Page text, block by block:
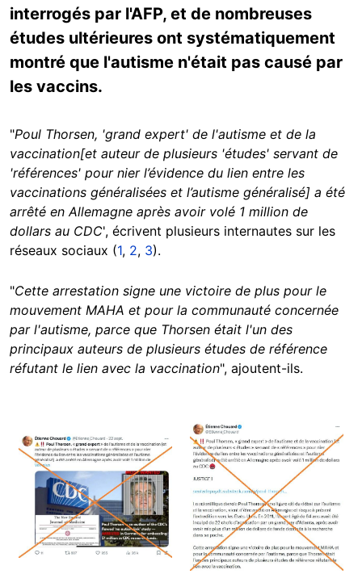
interrogés par l'AFP, et de nombreuses
études ultérieures ont systématiquement
montré que l'autisme n'était pas causé par
les vaccins.
"Poul Thorsen, 'grand expert' de l'autisme et de la
vaccination[et auteur de plusieurs 'études' servant de
'références' pour nier l’évidence du lien entre les
vaccinations généralisées et l’autisme généralisé] a été
arrêté en Allemagne après avoir volé 1 million de
dollars au CDC', écrivent plusieurs internautes sur les
réseaux sociaux (1, 2, 3).
"Cette arrestation signe une victoire de plus pour le
mouvement MAHA et pour la communauté concernée
par l'autisme, parce que Thorsen était l'un des
principaux auteurs de plusieurs études de référence
réfutant le lien avec la vaccination", ajoutent-ils.
Image
Image